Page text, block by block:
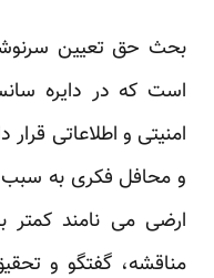
بحث حق تعیین
است که در دایره
امنیتی و اطلاعاتی
و محافل فکری به
ارضی می نامند
مناقشه، گفتگو و